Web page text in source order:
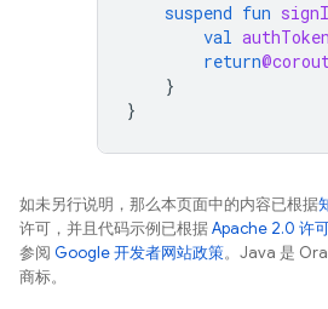
suspend fun
val authToken
return
}
}
如未另行说明，那么本页面中的内容已根据
许可，并且代码示例已根据Apache 2.0 许
参阅 Google 开发者网站政策。Java 是
商标。